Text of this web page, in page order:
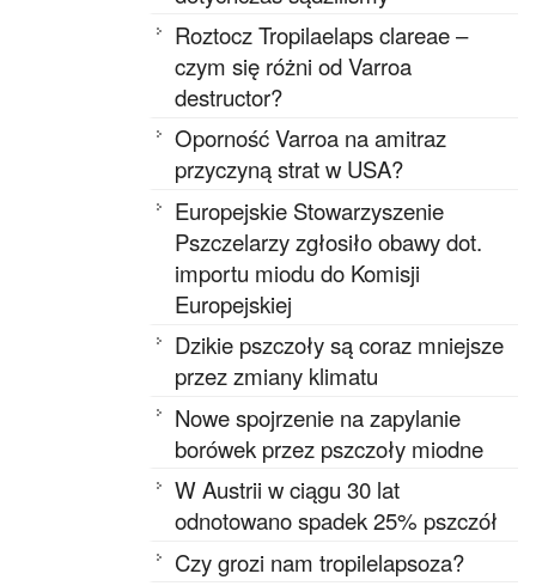
Roztocz Tropilaelaps clareae –
czym się różni od Varroa
destructor?
Oporność Varroa na amitraz
przyczyną strat w USA?
Europejskie Stowarzyszenie
Pszczelarzy zgłosiło obawy dot.
importu miodu do Komisji
Europejskiej
Dzikie pszczoły są coraz mniejsze
przez zmiany klimatu
Nowe spojrzenie na zapylanie
borówek przez pszczoły miodne
W Austrii w ciągu 30 lat
odnotowano spadek 25% pszczół
Czy grozi nam tropilelapsoza?